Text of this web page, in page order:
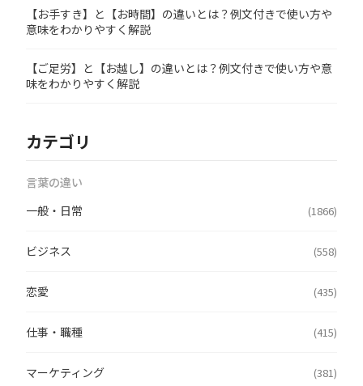
【お手すき】と【お時間】の違いとは？例文付きで使い方や
意味をわかりやすく解説
【ご足労】と【お越し】の違いとは？例文付きで使い方や意
味をわかりやすく解説
カテゴリ
言葉の違い
一般・日常
(1866)
ビジネス (558)
恋愛 (435)
仕事・職種 (415)
マーケティング (381)